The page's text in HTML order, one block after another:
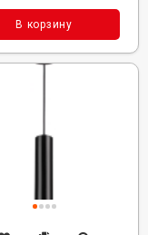
В корзину